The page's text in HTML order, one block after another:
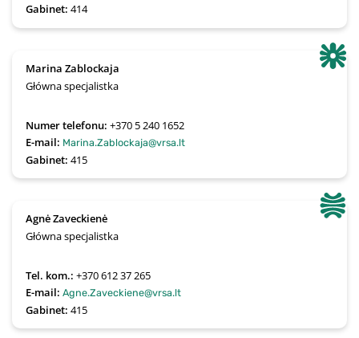
Gabinet:414
Marina Zablockaja
Główna specjalistka
Numer telefonu:+370 5 240 1652
E-mail: Marina.Zablockaja@vrsa.lt
Gabinet:415
Agnė Zaveckienė
Główna specjalistka
Tel. kom.:+370 612 37 265
E-mail:Agne.Zaveckiene@vrsa.lt
Gabinet:415